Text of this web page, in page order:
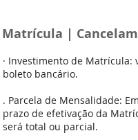
Matrícula |
· Investimento de
boleto bancário.
. Parcela de Mensalidade:
prazo de efetivação da
será total ou parcial.